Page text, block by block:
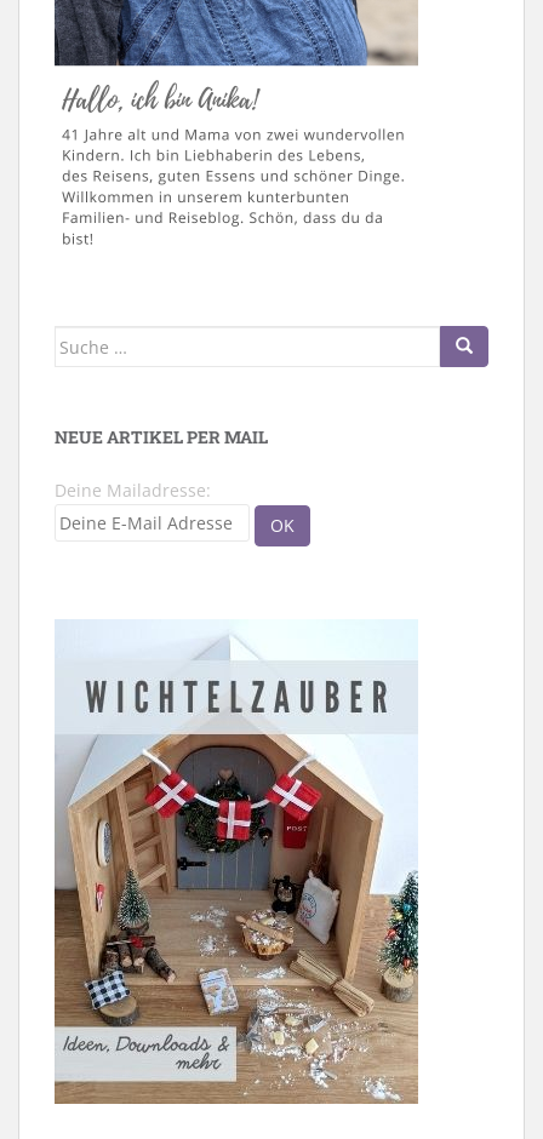
Suche
NEUE ARTIKEL PER MAIL
Deine Mailadresse: